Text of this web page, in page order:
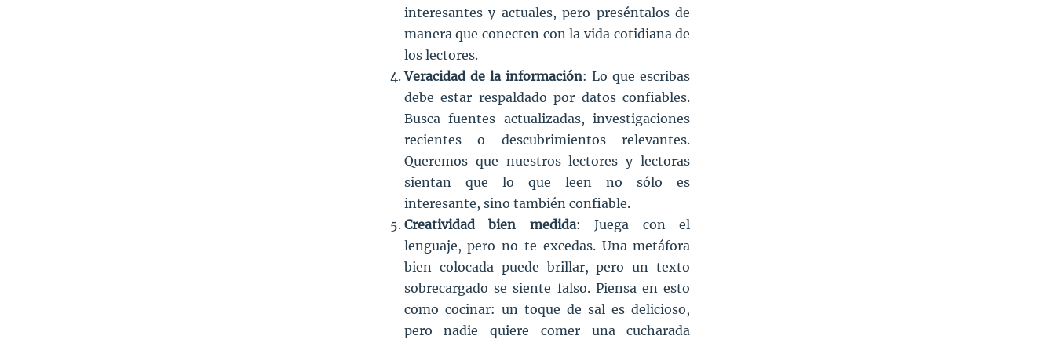
interesantes y actuales, pero preséntalos de
manera que conecten con la vida cotidiana de
los lectores.
Veracidad de la información: Lo que escribas
debe estar respaldado por datos confiables.
Busca fuentes actualizadas, investigaciones
recientes o descubrimientos relevantes.
Queremos que nuestros lectores y lectoras
sientan que lo que leen no sólo es
interesante, sino también confiable.
Creatividad bien medida: Juega con el
lenguaje, pero no te excedas. Una metáfora
bien colocada puede brillar, pero un texto
sobrecargado se siente falso. Piensa en esto
como cocinar: un toque de sal es delicioso,
pero nadie quiere comer una cucharada